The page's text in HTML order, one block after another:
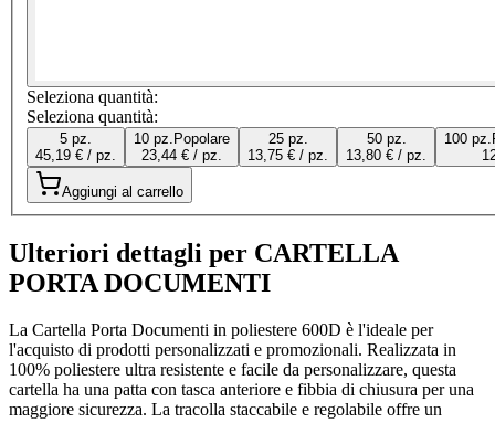
Seleziona quantità:
Seleziona quantità:
5 pz.
45,19 € / pz.
10 pz. Popolare
23,44 € / pz.
25 pz.
13,75 € / pz.
50 pz.
13,80 € / pz.
100 pz.
Aggiungi al carrello
Ulteriori dettagli per CARTELLA
PORTA DOCUMENTI
La Cartella Porta Documenti in poliestere 600D è l'ideale per
l'acquisto di prodotti personalizzati e promozionali. Realizzata in
100% poliestere ultra resistente e facile da personalizzare, questa
cartella ha una patta con tasca anteriore e fibbia di chiusura per una
maggiore sicurezza. La tracolla staccabile e regolabile offre un